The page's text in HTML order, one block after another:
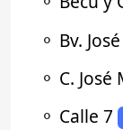
⚬ Bv.
⚬ C. José
⚬ Calle 7